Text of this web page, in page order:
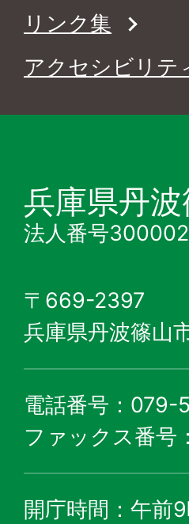
リンク集
アクセシビリテ
兵庫県丹
法人番号
〒669-2397
兵庫県丹波篠山
電話番号：079-
ファックス番
開庁時間：午前